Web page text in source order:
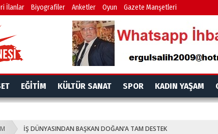
İlanlar Biyografiler Anketler Oyun Gazete Manşetleri
EĞİTİM KÜLTÜR SANAT SPOR KADIN YAŞAM
İŞ DÜNYASINDAN BAŞKAN DOĞAN’A TAM DESTEK